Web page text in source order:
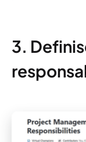
3.